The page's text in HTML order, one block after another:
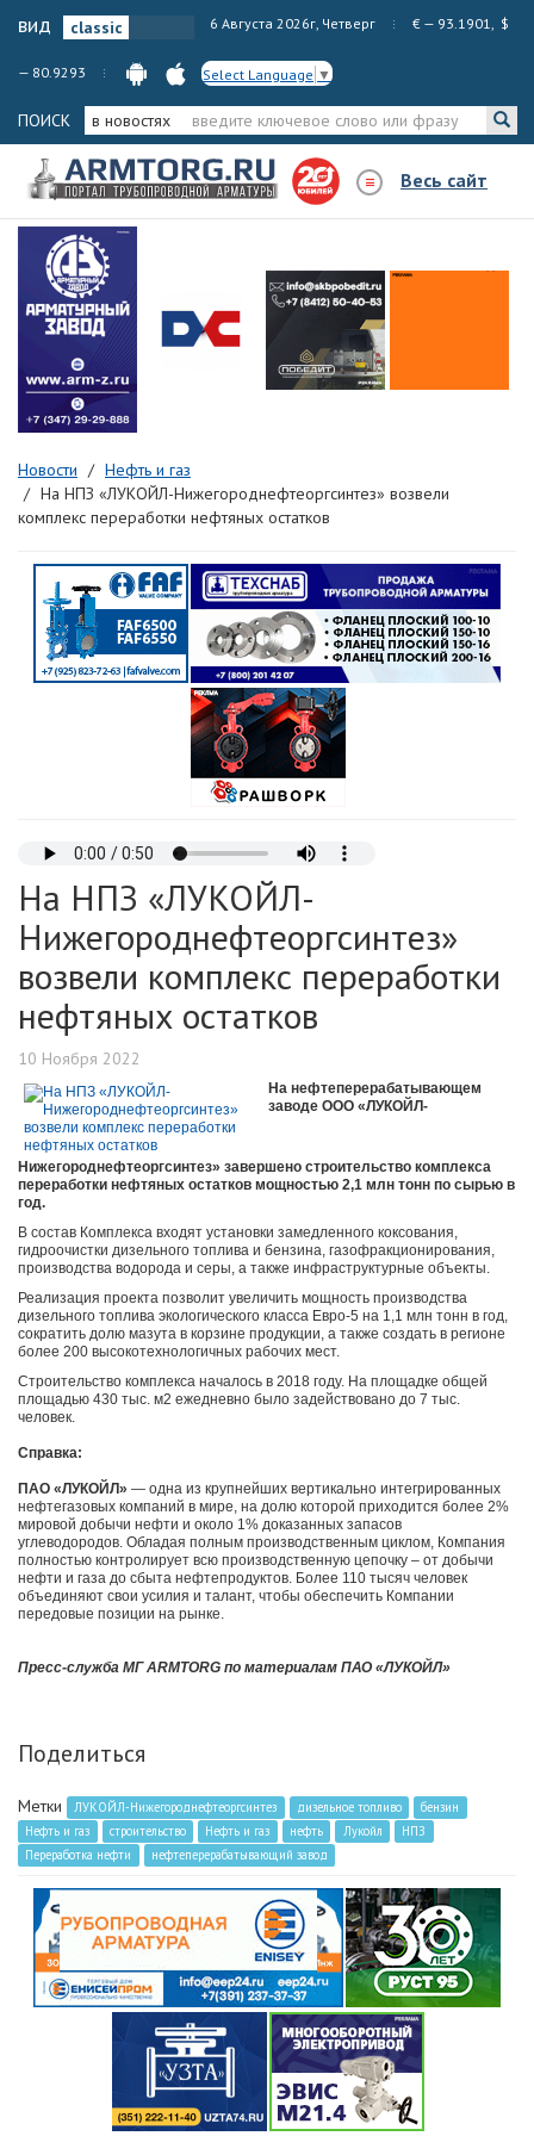
вид 6 Августа 2026г, Четверг € — 93.1901, $
— 80.9293 Select Language ▼
ПОИСК в новостях
Весь сайт
Новости
Нефть и газ
На НПЗ «ЛУКОЙЛ-Нижегороднефтеоргсинтез» возвели
комплекс переработки нефтяных остатков
На НПЗ «ЛУКОЙЛ-
Нижегороднефтеоргсинтез»
возвели комплекс переработки
нефтяных остатков
10 Ноября 2022
На нефтеперерабатывающем
заводе ООО «ЛУКОЙЛ-
Нижегороднефтеоргсинтез» завершено строительство комплекса
переработки нефтяных остатков мощностью 2,1 млн тонн по сырью в
год.
В состав Комплекса входят установки замедленного коксования,
гидроочистки дизельного топлива и бензина, газофракционирования,
производства водорода и серы, а также инфраструктурные объекты.
Реализация проекта позволит увеличить мощность производства
дизельного топлива экологического класса Евро-5 на 1,1 млн тонн в год,
сократить долю мазута в корзине продукции, а также создать в регионе
более 200 высокотехнологичных рабочих мест.
Строительство комплекса началось в 2018 году. На площадке общей
площадью 430 тыс. м2 ежедневно было задействовано до 7 тыс.
человек.
Справка:
ПАО «ЛУКОЙЛ» — одна из крупнейших вертикально интегрированных
нефтегазовых компаний в мире, на долю которой приходится более 2%
мировой добычи нефти и около 1% доказанных запасов
углеводородов. Обладая полным производственным циклом, Компания
полностью контролирует всю производственную цепочку – от добычи
нефти и газа до сбыта нефтепродуктов. Более 110 тысяч человек
объединяют свои усилия и талант, чтобы обеспечить Компании
передовые позиции на рынке.
Пресс-служба МГ ARMTORG по материалам ПАО «ЛУКОЙЛ»
Поделиться
Метки ЛУКОЙЛ-Нижегороднефтеоргсинтез дизельное топливо
бензин
Нефть и газ
строительство Нефть и газ нефть Лукойл
НПЗ
Переработка нефти
нефтеперерабатывающий завод